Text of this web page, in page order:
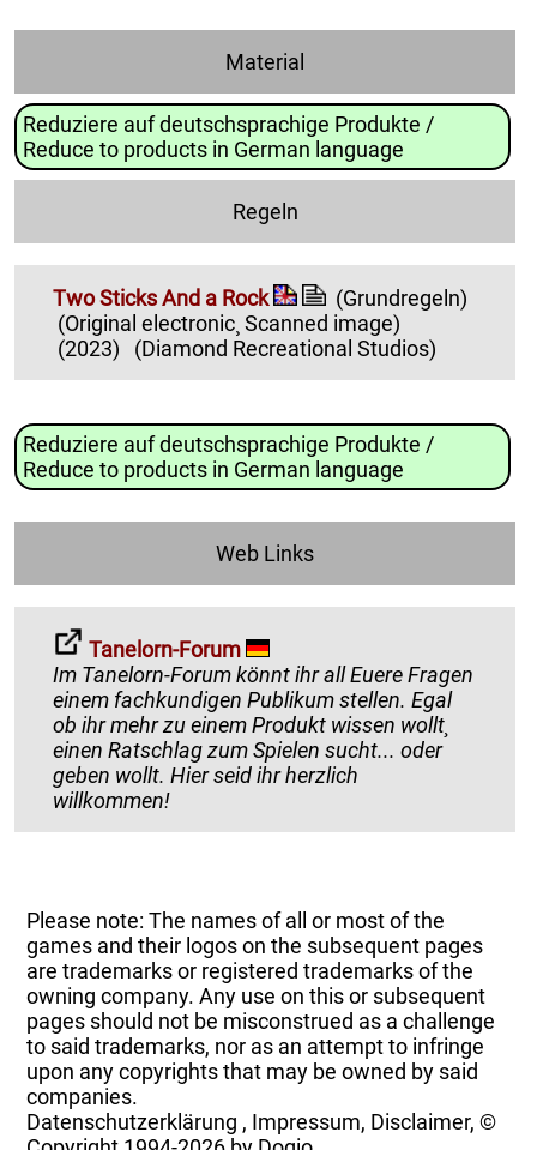
Material
Reduziere auf deutschsprachige Produkte /
Reduce to products in German language
Regeln
Two Sticks And a Rock
(Grundregeln)
(Original electronic¸ Scanned image)
(2023)
(Diamond Recreational Studios)
Reduziere auf deutschsprachige Produkte /
Reduce to products in German language
Web Links
Tanelorn-Forum
Im Tanelorn-Forum könnt ihr all Euere Fragen
einem fachkundigen Publikum stellen. Egal
ob ihr mehr zu einem Produkt wissen wollt¸
einen Ratschlag zum Spielen sucht... oder
geben wollt. Hier seid ihr herzlich
willkommen!
Please note: The names of all or most of the
games and their logos on the subsequent pages
are trademarks or registered trademarks of the
owning company. Any use on this or subsequent
pages should not be misconstrued as a challenge
to said trademarks, nor as an attempt to infringe
upon any copyrights that may be owned by said
companies.
Datenschutzerklärung , Impressum, Disclaimer, ©